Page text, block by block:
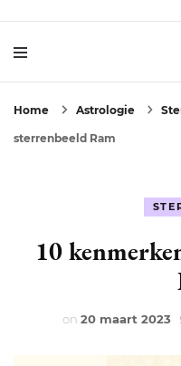
Home Astrologie
sterrenbeeld Ram
10
on 20 maart 2023